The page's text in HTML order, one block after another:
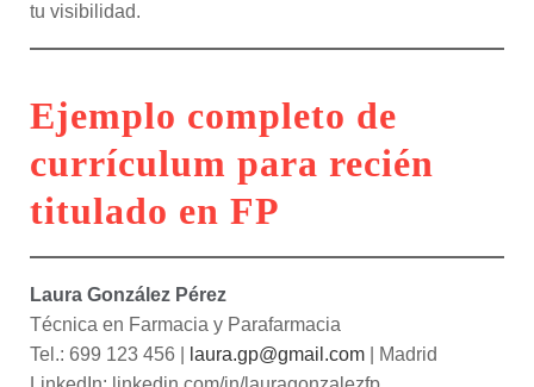
tu visibilidad.
Ejemplo completo de
currículum para recién
titulado en FP
Laura González Pérez
Técnica en Farmacia y Parafarmacia
Tel.: 699 123 456 |
laura.gp@gmail.com | Madrid